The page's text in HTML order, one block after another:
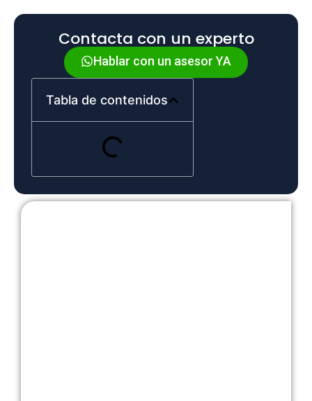
Contacta con un experto
Hablar con un asesor YA
Tabla de contenidos